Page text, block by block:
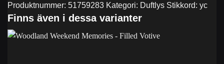
Produktnummer: 51759283 Kategori: Duftlys Stikkord: yc
Finns även i dessa varianter